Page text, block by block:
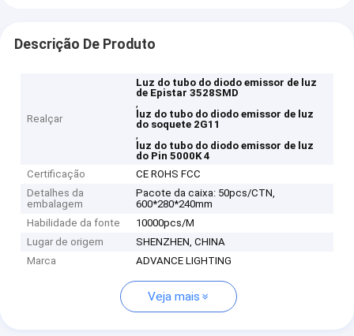
Descrição De Produto
Realçar
Luz do tubo do diodo emissor de luz
de Epistar 3528SMD
,
luz do tubo do diodo emissor de luz
do soquete 2G11
,
luz do tubo do diodo emissor de luz
do Pin 5000K 4
Certificação
CE ROHS FCC
Detalhes da
embalagem
Pacote da caixa: 50pcs/CTN,
600*280*240mm
Habilidade da fonte
10000pcs/M
Lugar de origem
SHENZHEN, CHINA
Marca
ADVANCE LIGHTING
Veja mais